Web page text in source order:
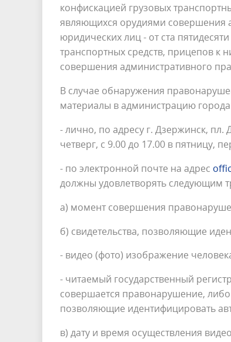
конфискацией грузовых
являющихся орудиями совершения
юридических лиц - от ста
транспортных средств, прицепов к
совершения административного
В случае обнаружения
материалы в администрацию
- лично, по адресу г. Дзержинск, пл.
четверг, с 9.00 до 17.00 в пятницу,
- по электронной почте на адрес
должны удовлетворять следующим
а) момент совершения
б) свидетельства, позволяющие
- видео (фото) изображение
- читаемый государственный
совершается правонарушение,
позволяющие идентифицировать
в) дату и время осуществления